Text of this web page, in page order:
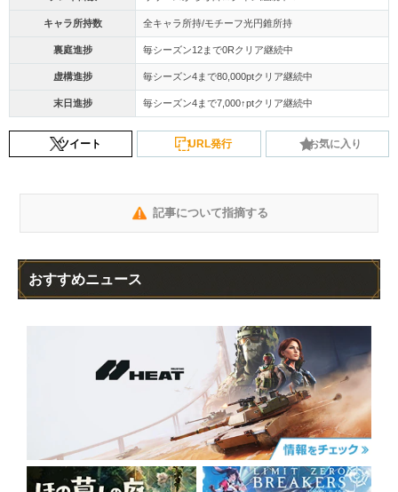
キャラ所持数 全キャラ所持/モチーフ光円錐所持
裏庭進捗 毎シーズン12まで0Rクリア継続中
虚構進捗 毎シーズン4まで80,000ptクリア継続中
末日進捗 毎シーズン4まで7,000↑ptクリア継続中
ツイート URL発行 お気に入り
記事について指摘する
おすすめニュース